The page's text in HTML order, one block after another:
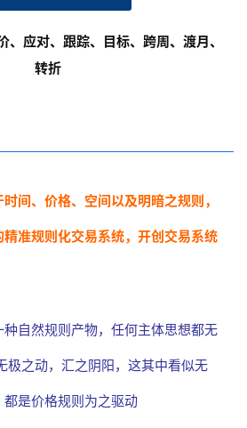
、应对、跟踪、目标、跨周、渡月、
转折
间、价格、空间以及明暗之规则，
准规则化交易系统，开创交易系统
自然规则产物，任何主体思想都无
极之动，汇之阴阳，这其中看似无
是价格规则为之驱动